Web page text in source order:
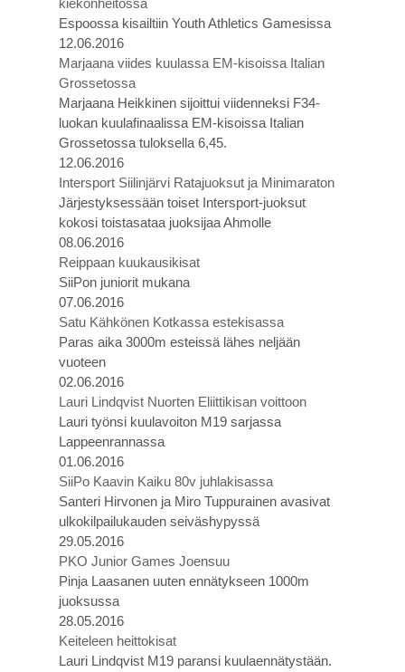
kiekonheitossa
Espoossa kisailtiin Youth Athletics Gamesissa
12.06.2016
Marjaana viides kuulassa EM-kisoissa Italian
Grossetossa
Marjaana Heikkinen sijoittui viidenneksi F34-
luokan kuulafinaalissa EM-kisoissa Italian
Grossetossa tuloksella 6,45.
12.06.2016
Intersport Siilinjärvi Ratajuoksut ja Minimaraton
Järjestyksessään toiset Intersport-juoksut
kokosi toistasataa juoksijaa Ahmolle
08.06.2016
Reippaan kuukausikisat
SiiPon juniorit mukana
07.06.2016
Satu Kähkönen Kotkassa estekisassa
Paras aika 3000m esteissä lähes neljään
vuoteen
02.06.2016
Lauri Lindqvist Nuorten Eliittikisan voittoon
Lauri työnsi kuulavoiton M19 sarjassa
Lappeenrannassa
01.06.2016
SiiPo Kaavin Kaiku 80v juhlakisassa
Santeri Hirvonen ja Miro Tuppurainen avasivat
ulkokilpailukauden seiväshypyssä
29.05.2016
PKO Junior Games Joensuu
Pinja Laasanen uuten ennätykseen 1000m
juoksussa
28.05.2016
Keiteleen heittokisat
Lauri Lindqvist M19 paransi kuulaennätystään.